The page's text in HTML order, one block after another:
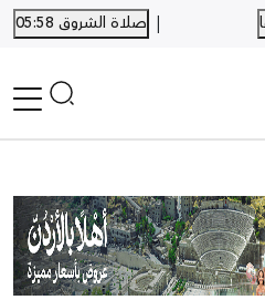
| صلاة الشروق 05:58